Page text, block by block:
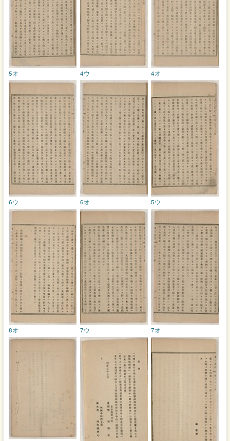
4オ
4ウ
5オ
5ウ
6オ
6ウ
7オ
7ウ
8オ